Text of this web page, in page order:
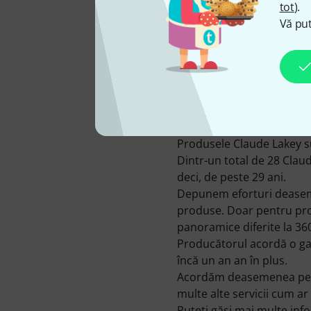
tot).
Vă
DISPONIBIL DE LA NOI DE
LA
1997
Produsele Claude Lakey
Dintr-un total de 28
deci, de peste 29 ani.
Depunem eforturi
produse. Doar pentru
panoramice diferite la
Producătorul acordă o
încă un an an în plus.
Acordăm deasemenea
multe alte servicii cum